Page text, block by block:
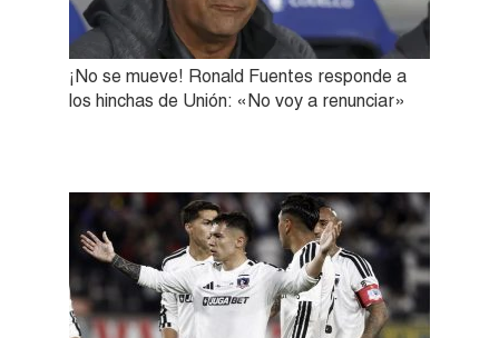
¡No se mueve! Ronald Fuentes responde a
los hinchas de Unión: «No voy a renunciar»